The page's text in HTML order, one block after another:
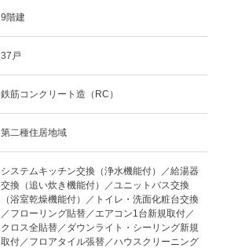
9階建
37戸
鉄筋コンクリート造（RC）
第二種住居地域
システムキッチン交換（浄水機能付）／給湯器
交換（追い炊き機能付）／ユニットバス交換
（浴室乾燥機能付）／トイレ・洗面化粧台交換
／フローリング貼替／エアコン1台新規取付／
クロス全貼替／ダウンライト・シーリング新規
取付／フロアタイル張替／ハウスクリーニング